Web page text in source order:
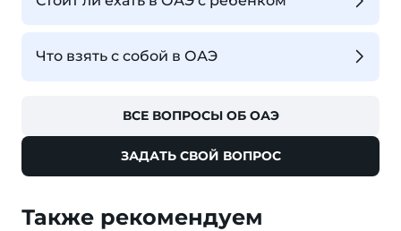
Что взять с собой в ОАЭ
ВСЕ ВОПРОСЫ ОБ ОАЭ
ЗАДАТЬ СВОЙ ВОПРОС
Также рекомендуем